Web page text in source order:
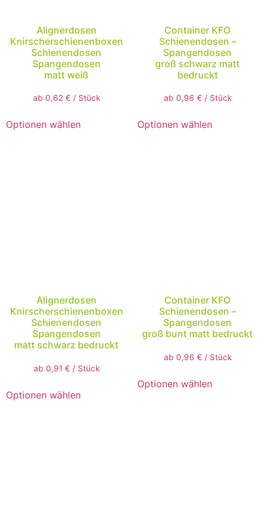
Alignerdosen
Knirscherschienenboxen
Schienendosen
Spangendosen
matt weiß
ab 0,62 € / Stück
Optionen wählen
Container KFO
Schienendosen –
Spangendosen
groß schwarz matt
bedruckt
ab 0,96 € / Stück
Optionen wählen
Alignerdosen
Knirscherschienenboxen
Schienendosen
Spangendosen
matt schwarz bedruckt
ab 0,91 € / Stück
Optionen wählen
Container KFO
Schienendosen –
Spangendosen
groß bunt matt bedruckt
ab 0,96 € / Stück
Optionen wählen